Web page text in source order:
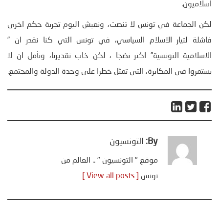
اسلاميون.
لكن الجماعة في تونس لا تنصت، ونعيش اليوم تجربة حكم اخرى
فاشلة لتيار الاسلام السياسي، في تونس التي كنا نقدر ان ”
الاسلامية التونسية” اكثر نضجا ، لكن خاب تقديرنا، ونأمل ان لا
يستمروا في المكابرة، التي تمثل خطرا على وحدة الدولة والمجتمع.
By: التونسيون
موقع " التونسيون " .. العالم من
تونس